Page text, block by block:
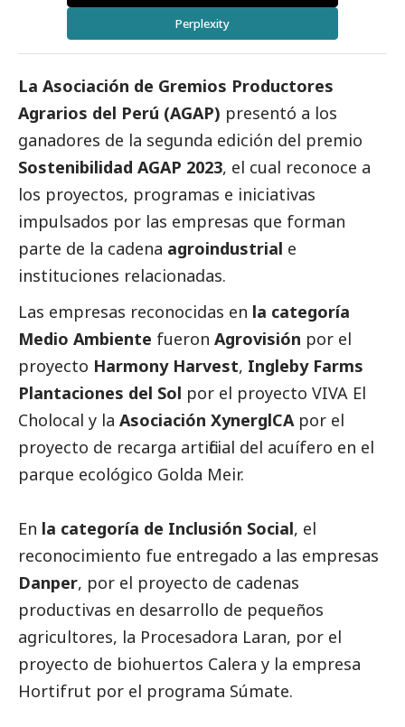
Perplexity
La Asociación de Gremios Productores
Agrarios del Perú (AGAP) presentó a los
ganadores de la segunda edición del premio
Sostenibilidad AGAP 2023, el cual reconoce a
los proyectos, programas e iniciativas
impulsados por las empresas que forman
parte de la cadena agroindustrial e
instituciones relacionadas.
Las empresas reconocidas en la categoría
Medio Ambiente fueron Agrovisión por el
proyecto Harmony Harvest, Ingleby Farms
Plantaciones del Sol por el proyecto VIVA El
Cholocal y la Asociación XynerglCA por el
proyecto de recarga artificial del acuífero en el
parque ecológico Golda Meir.
En la categoría de Inclusión Social, el
reconocimiento fue entregado a las empresas
Danper, por el proyecto de cadenas
productivas en desarrollo de pequeños
agricultores, la Procesadora Laran, por el
proyecto de biohuertos Calera y la empresa
Hortifrut por el programa Súmate.